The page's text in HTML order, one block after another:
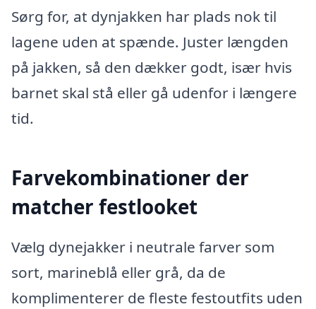
Sørg for, at dynjakken har plads nok til
lagene uden at spænde. Juster længden
på jakken, så den dækker godt, især hvis
barnet skal stå eller gå udenfor i længere
tid.
Farvekombinationer der
matcher festlooket
Vælg dynejakker i neutrale farver som
sort, marineblå eller grå, da de
komplimenterer de fleste festoutfits uden